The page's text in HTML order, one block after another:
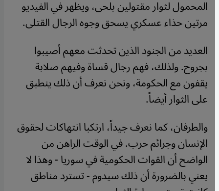
المحمول لثوار مقتولين بلحى، ويظهر في الفيديو
مرتين حذاء عسكري يسحق وجوه الرجال القتلى.
العديد من الجنود الذين تحدثت معهم أصيبوا
بجروح. ولذلك، فهم رجال قساة وفيهم صلابة
يقفون مع الحكومة، ونحن نعرف أن ذلك ينطبق
على الثوار أيضاً.
والطرفان، كما نعرف جيداً، ارتكبا انتهاكات لحقوق
الإنسان وجرائم حرب. في الوقت الراهن من
الواضح أن القوات الحكومية في سوريا - وهذا لا
يعني بالضرورة أن ذلك سيدوم - تسترد مناطق